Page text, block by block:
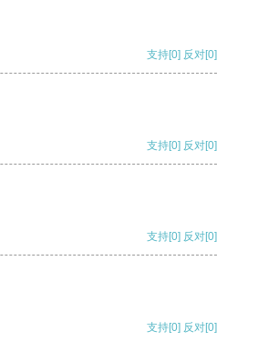
支持[0] 反对[0]
支持[0] 反对[0]
支持[0] 反对[0]
支持[0] 反对[0]